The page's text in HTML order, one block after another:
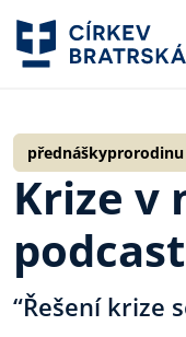
přednáškyprorodinu
Krize v
“Řešení krize